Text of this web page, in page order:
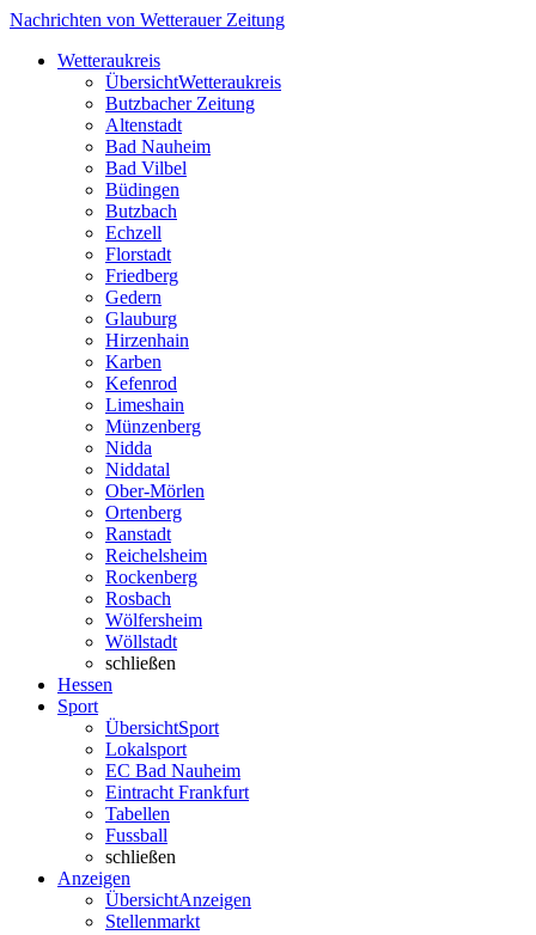
Nachrichten von Wetterauer Zeitung
Wetteraukreis
ÜbersichtWetteraukreis
Butzbacher Zeitung
Altenstadt
Bad Nauheim
Bad Vilbel
Büdingen
Butzbach
Echzell
Florstadt
Friedberg
Gedern
Glauburg
Hirzenhain
Karben
Kefenrod
Limeshain
Münzenberg
Nidda
Niddatal
Ober-Mörlen
Ortenberg
Ranstadt
Reichelsheim
Rockenberg
Rosbach
Wölfersheim
Wöllstadt
schließen
Hessen
Sport
ÜbersichtSport
Lokalsport
EC Bad Nauheim
Eintracht Frankfurt
Tabellen
Fussball
schließen
Anzeigen
ÜbersichtAnzeigen
Stellenmarkt